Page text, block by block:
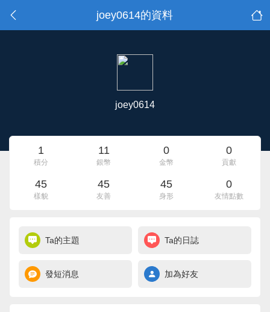
joey0614的資料
joey0614
1
積分
11
銀幣
0
金幣
0
貢獻
45
樣貌
45
友善
45
身形
0
友情點數
Ta的主題 Ta的日誌
發短消息 加為好友